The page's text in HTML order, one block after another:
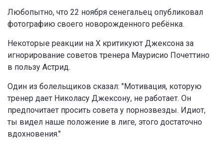
Любопытно, что 22 ноября сенегальец опубликовал
фотографию своего новорожденного ребёнка.
Некоторые реакции на X критикуют Джексона за
игнорирование советов тренера Маурисио Почеттино
в пользу Астрид.
Один из болельщиков сказал: "Мотивация, которую
тренер дает Николасу Джексону, не работает. Он
предпочитает просить совета у порнозвезды. Идиот,
ты видел наше положение в лиге, этого достаточно
вдохновения."